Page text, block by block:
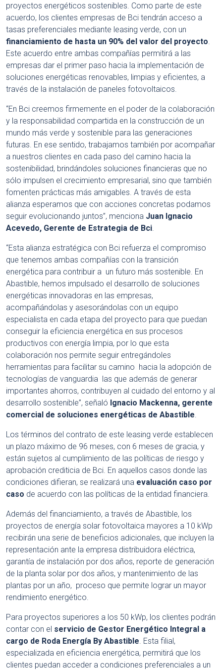
proyectos energéticos sostenibles. Como parte de este
acuerdo, los clientes empresas de Bci tendrán acceso a
tasas preferenciales mediante leasing verde, con un
financiamiento de hasta un 90% del valor del proyecto
Este acuerdo entre ambas compañías permitirá a las
empresas dar el primer paso hacia la implementación de
soluciones energéticas renovables, limpias y eficientes, a
través de la instalación de paneles fotovoltaicos.
“En Bci creemos firmemente en el poder de la colaboración
y la responsabilidad compartida en la construcción de un
mundo más verde y sostenible para las generaciones
futuras. En ese sentido, trabajamos también por acompañar
a nuestros clientes en cada paso del camino hacia la
sostenibilidad, brindándoles soluciones financieras que no
sólo impulsen el crecimiento empresarial, sino que también
fomenten prácticas más amigables. A través de esta
alianza esperamos que con acciones concretas podamos
seguir evolucionando juntos”, menciona Juan Ignacio
Acevedo, Gerente de Estrategia de Bci
“Esta alianza estratégica con Bci refuerza el compromiso
que tenemos ambas compañías con la transición
energética para contribuir a un futuro más sostenible. En
Abastible, hemos impulsado el desarrollo de soluciones
energéticas innovadoras en las empresas,
acompañándolas y asesorándolas con un equipo
especialista en cada etapa del proyecto para que puedan
conseguir la eficiencia energética en sus procesos
productivos con energía limpia, por lo que esta
colaboración nos permite seguir entregándoles
herramientas para facilitar su camino hacia la adopción de
tecnologías de vanguardia las que además de generar
importantes ahorros, contribuyen al cuidado del entorno y al
desarrollo sostenible”, señaló Ignacio Mackenna, gerente
comercial de soluciones energéticas de Abastible
Los términos del contrato de este leasing verde establecen
un plazo máximo de 96 meses, con 6 meses de gracia, y
están sujetos al cumplimiento de las políticas de riesgo y
aprobación crediticia de Bci. En aquellos casos donde las
condiciones difieran, se realizará una evaluación caso por
caso de acuerdo con las políticas de la entidad financiera.
Además del financiamiento, a través de Abastible, los
proyectos de energía solar fotovoltaica mayores a 10 kWp
recibirán una serie de beneficios adicionales, que incluyen la
representación ante la empresa distribuidora eléctrica,
garantía de instalación por dos años, reporte de generación
de la planta solar por dos años, y mantenimiento de las
plantas por un año, proceso que permite lograr un mayor
rendimiento energético.
Para proyectos superiores a los 50 kWp, los clientes podrán
contar con el servicio de Gestor Energético Integral a
cargo de Roda Energía By Abastible . Esta filial,
especializada en eficiencia energética, permitirá que los
clientes puedan acceder a condiciones preferenciales a un